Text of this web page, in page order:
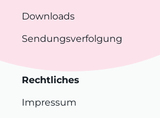
Downloads
Sendungsverfolgung
Rechtliches
Impressum